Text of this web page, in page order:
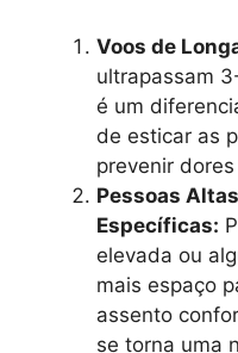
Voos de
ultrapassam
é um
de esticar as
prevenir
Pessoas
Específicas:
elevada ou
mais espaço
assento
se torna uma